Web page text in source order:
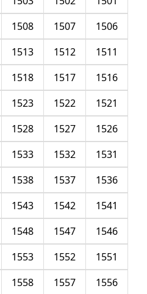
1506
1507
1508
1511
1512
1513
1516
1517
1518
1521
1522
1523
1526
1527
1528
1531
1532
1533
1536
1537
1538
1541
1542
1543
1546
1547
1548
1551
1552
1553
1556
1557
1558